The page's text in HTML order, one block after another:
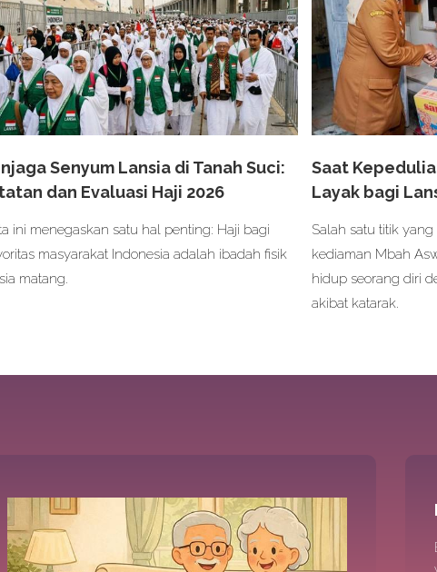
Senyum Lansia di Tanah Suci:
dan Evaluasi Haji 2026
ini menegaskan satu hal penting: Haji bagi
masyarakat Indonesia adalah ibadah fisik
matang.
Saat
Layak bagi
Salah satu titik
kediaman Mbah
hidup seorang diri
akibat katarak.